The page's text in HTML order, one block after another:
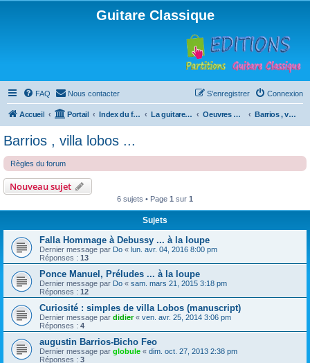
Guitare Classique
FAQ Nous contacter Connexion
S’enregistrer
Accueil Portail Index du forum La guitare : instrument, cours et théorie Oeuvres à la loupe Barrios , villa lobos ...
Barrios , villa lobos ...
Règles du forum
Nouveau sujet
6 sujets • Page 1 sur 1
Sujets
Falla Hommage à Debussy ... à la loupe
Dernier message par Do « lun. avr. 04, 2016 8:00 pm
Réponses : 13
Ponce Manuel, Préludes ... à la loupe
Dernier message par Do « sam. mars 21, 2015 3:18 pm
Réponses : 12
Curiosité : simples de villa Lobos (manuscript)
Dernier message par didier« ven. avr. 25, 2014 3:06 pm
Réponses : 4
augustin Barrios-Bicho Feo
Dernier message par globule « dim. oct. 27, 2013 2:38 pm
Réponses : 3